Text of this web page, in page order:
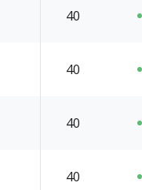
40
40
40
40